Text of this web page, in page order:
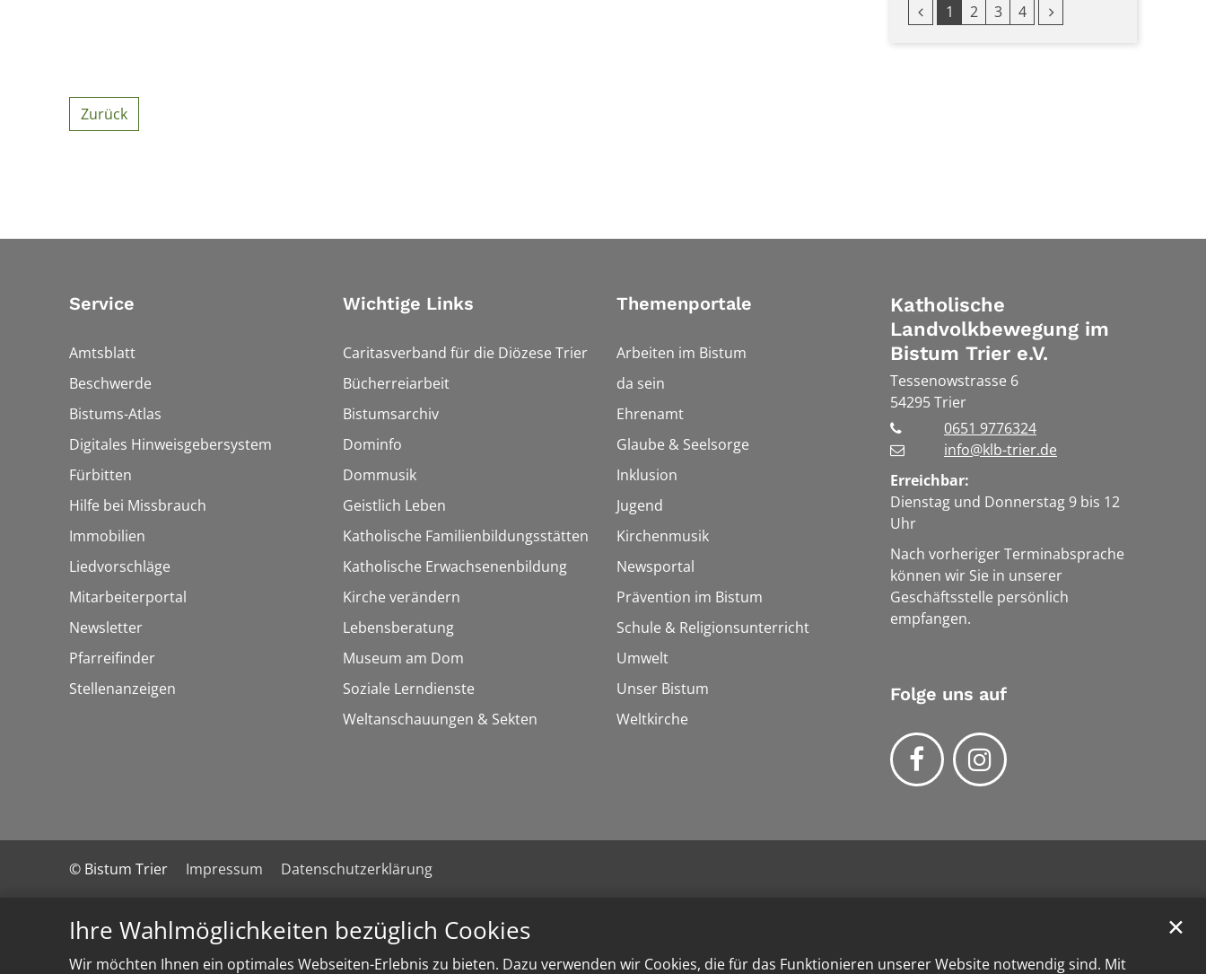
Ihre Wahlmöglichkeiten bezüglich Cookies
Wir möchten Ihnen ein optimales Webseiten-Erlebnis zu bieten. Dazu verwenden wir Cookies, die für das Funktionieren unserer Website notwendig sind. Mit
✕
Vorherige Seite
1 2 3 4 Nächste Seite
Zurück
Service
Amtsblatt
Beschwerde
Bistums-Atlas
Digitales Hinweisgebersystem
Fürbitten
Hilfe bei Missbrauch
Immobilien
Liedvorschläge
Mitarbeiterportal
Newsletter
Pfarreifinder
Stellenanzeigen
Wichtige Links
Caritasverband für die Diözese Trier
Bücherreiarbeit
Bistumsarchiv
Dominfo
Dommusik
Geistlich Leben
Katholische Familienbildungsstätten
Katholische Erwachsenenbildung
Kirche verändern
Lebensberatung
Museum am Dom
Soziale Lerndienste
Weltanschauungen & Sekten
Themenportale
Arbeiten im Bistum
da sein
Ehrenamt
Glaube & Seelsorge
Inklusion
Jugend
Kirchenmusik
Newsportal
Prävention im Bistum
Schule & Religionsunterricht
Umwelt
Unser Bistum
Weltkirche
Katholische
Landvolkbewegung im
Bistum Trier e.V.
Tessenowstrasse 6
54295Trier
0651 9776324
info@klb-trier.de
Erreichbar:
Dienstag und Donnerstag 9 bis 12
Uhr
Nach vorheriger Terminabsprache
können wir Sie in unserer
Geschäftsstelle persönlich
empfangen.
Folge uns auf
© Bistum Trier Impressum Datenschutzerklärung